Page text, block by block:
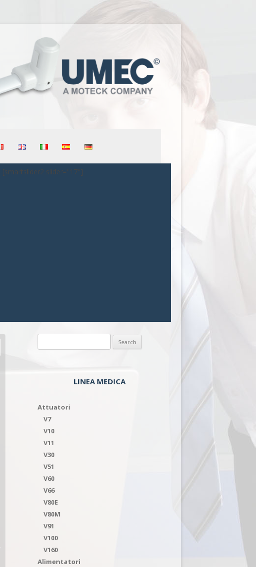
[smartslider2 slider="17"]
for:
LINEA MEDICA
Attuatori
V7
V10
V11
V30
V51
V60
V66
V80E
V80M
V91
V100
V160
Alimentatori